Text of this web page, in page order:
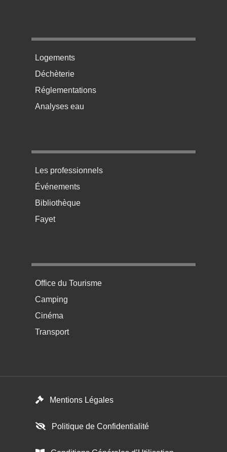
Menu pratique bas de page 2
Logements
Déchèterie
Réglementations
Analyses eau
Menu pratique bas de page 3
Les professionnels
Événements
Bibliothèque
Fayet
Menu pratique bas de page 4
Office du Tourisme
Camping
Cinéma
Transport
Mentions Légales
Politique de Confidentialité